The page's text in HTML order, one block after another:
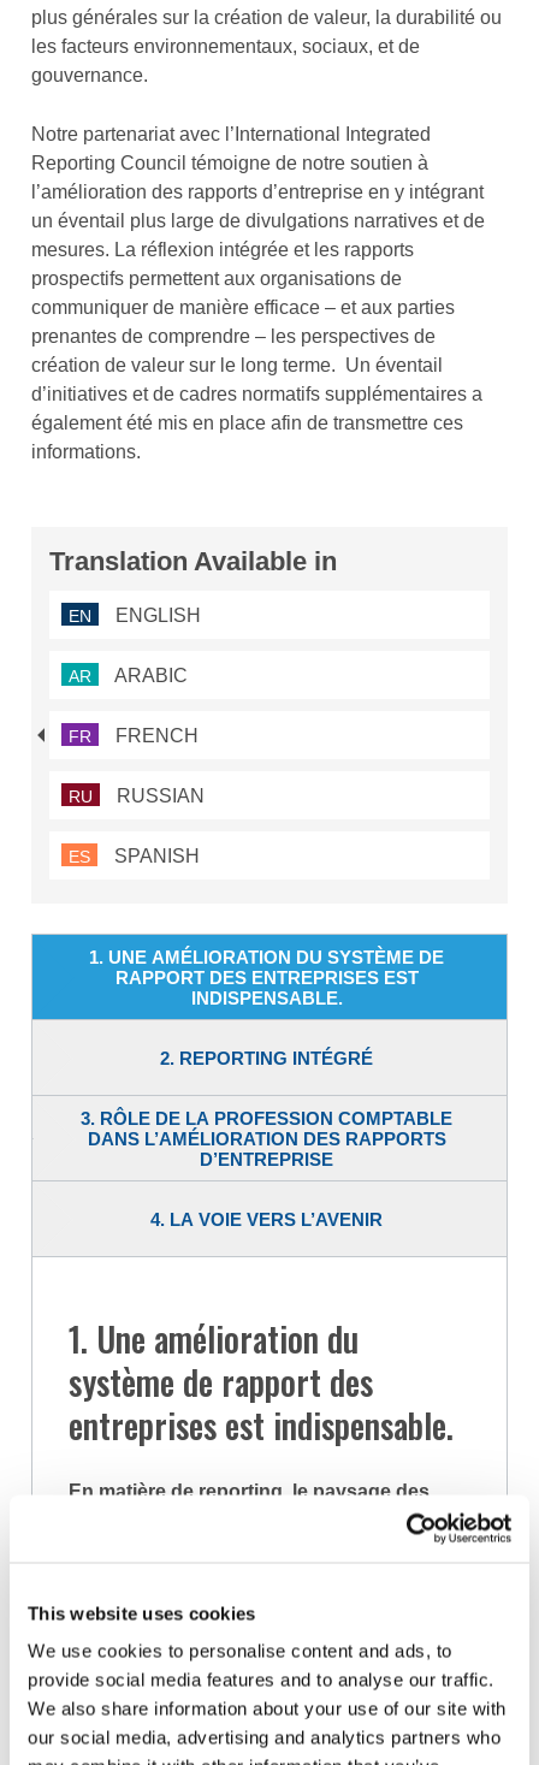
This website uses cookies
We use cookies to personalise content and ads, to
provide social media features and to analyse our traffic.
We also share information about your use of our site with
our social media, advertising and analytics partners who
plus générales sur la création de valeur, la durabilité ou
les facteurs environnementaux, sociaux, et de
gouvernance.
Notre partenariat avec l’International Integrated
Reporting Council témoigne de notre soutien à
l’amélioration des rapports d’entreprise en y intégrant
un éventail plus large de divulgations narratives et de
mesures. La réflexion intégrée et les rapports
prospectifs permettent aux organisations de
communiquer de manière efficace – et aux parties
prenantes de comprendre – les perspectives de
création de valeur sur le long terme. Un éventail
d’initiatives et de cadres normatifs supplémentaires a
également été mis en place afin de transmettre ces
informations.
Translation Available in
EN ENGLISH
AR ARABIC
FR FRENCH
RU RUSSIAN
ES SPANISH
1. UNE AMÉLIORATION DU SYSTÈME DE
RAPPORT DES ENTREPRISES EST
INDISPENSABLE.
2. REPORTING INTÉGRÉ
3. RÔLE DE LA PROFESSION COMPTABLE
DANS L’AMÉLIORATION DES RAPPORTS
D’ENTREPRISE
4. LA VOIE VERS L’AVENIR
1. Une amélioration du
système de rapport des
entreprises est indispensable.
En matière de reporting, le paysage des
entreprises est devenu une mosaïque de
divulgations contraignantes et volontaires
- principalement centrées sur la création de
environnementaux, sociaux et de
gouvernance. Les parties prenantes
jugent difficile de rationaliser l’information
fournie et de comprendre le rapport avec